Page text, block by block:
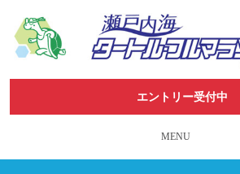
エントリー受付中
MENU